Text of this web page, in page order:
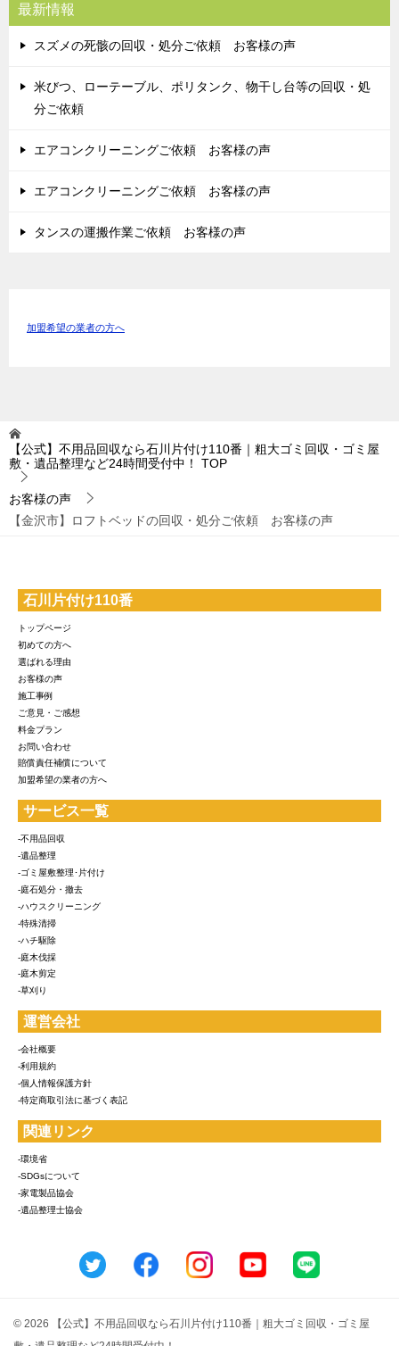
最新情報
スズメの死骸の回収・処分ご依頼 お客様の声
米びつ、ローテーブル、ポリタンク、物干し台等の回収・処
分ご依頼
エアコンクリーニングご依頼 お客様の声
エアコンクリーニングご依頼 お客様の声
タンスの運搬作業ご依頼 お客様の声
加盟希望の業者の方へ
【公式】不用品回収なら石川片付け110番｜粗大ゴミ回収・ゴミ屋
敷・遺品整理など24時間受付中！
TOP
お客様の声
【金沢市】ロフトベッドの回収・処分ご依頼 お客様の声
石川片付け110番
トップページ
初めての方へ
選ばれる理由
お客様の声
施工事例
ご意見・ご感想
料金プラン
お問い合わせ
賠償責任補償について
加盟希望の業者の方へ
サービス一覧
-不用品回収
-遺品整理
-ゴミ屋敷整理･片付け
-庭石処分・撤去
-ハウスクリーニング
-特殊清掃
-ハチ駆除
-庭木伐採
-庭木剪定
-草刈り
運営会社
-会社概要
-利用規約
-個人情報保護方針
-特定商取引法に基づく表記
関連リンク
-環境省
-SDGsについて
-家電製品協会
-遺品整理士協会
© 2026 【公式】不用品回収なら石川片付け110番｜粗大ゴミ回収・ゴミ屋